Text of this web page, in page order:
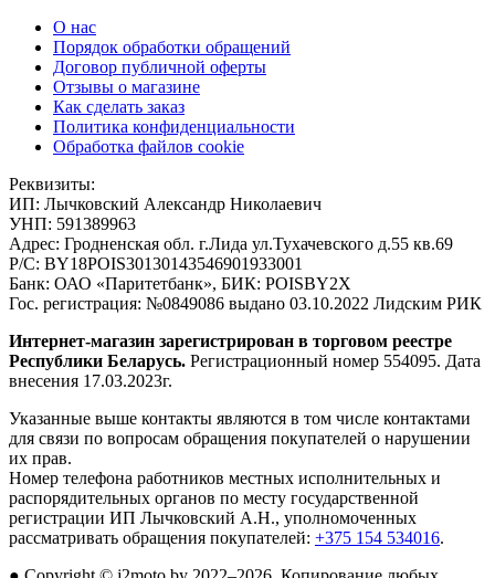
О нас
Порядок обработки обращений
Договор публичной оферты
Отзывы о магазине
Как сделать заказ
Политика конфиденциальности
Обработка файлов cookie
Реквизиты:
ИП: Лычковский Александр Николаевич
УНП: 591389963
Адрес: Гродненская обл. г.Лида ул.Тухачевского д.55 кв.69
Р/С: BY18POIS30130143546901933001
Банк: ОАО «Паритетбанк», БИК: POISBY2X
Гос. регистрация: №0849086 выдано 03.10.2022 Лидским РИК
Интернет-магазин зарегистрирован в торговом реестре
Республики Беларусь. Регистрационный номер 554095. Дата
внесения 17.03.2023г.
Указанные выше контакты являются в том числе контактами
для связи по вопросам обращения покупателей о нарушении
их прав.
Номер телефона работников местных исполнительных и
распорядительных органов по месту государственной
регистрации ИП Лычковский А.Н., уполномоченных
рассматривать обращения покупателей: +375 154 534016.